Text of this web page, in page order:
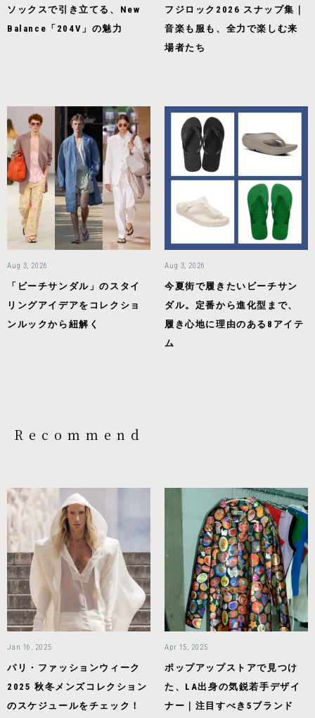
ソックスで引き立てる、New
Balance「204V」の魅力
フジロック2026 スナップ集｜
音楽も服も、全力で楽しむ来
場者たち
Aug 3, 2026
「ビーチサンダル」のスタイ
リングアイデアをコレクショ
ンルックから紐解く
Aug 3, 2026
今夏街で履きたいビーチサン
ダル。定番から進化型まで、
履き心地に理由のある8アイテ
ム
Recommend
Jan 16, 2025
パリ・ファッションウィーク
2025 秋冬メンズコレクション
のスケジュールをチェック！
Apr 15, 2025
ポップアップストアで見つけ
た、LA出身の気鋭若手デザイ
ナー｜注目すべき5ブランド